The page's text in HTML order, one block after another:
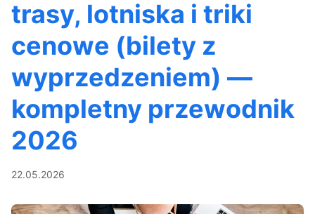
trasy, lotniska i triki
cenowe (bilety z
wyprzedzeniem) —
kompletny przewodnik
2026
22.05.2026